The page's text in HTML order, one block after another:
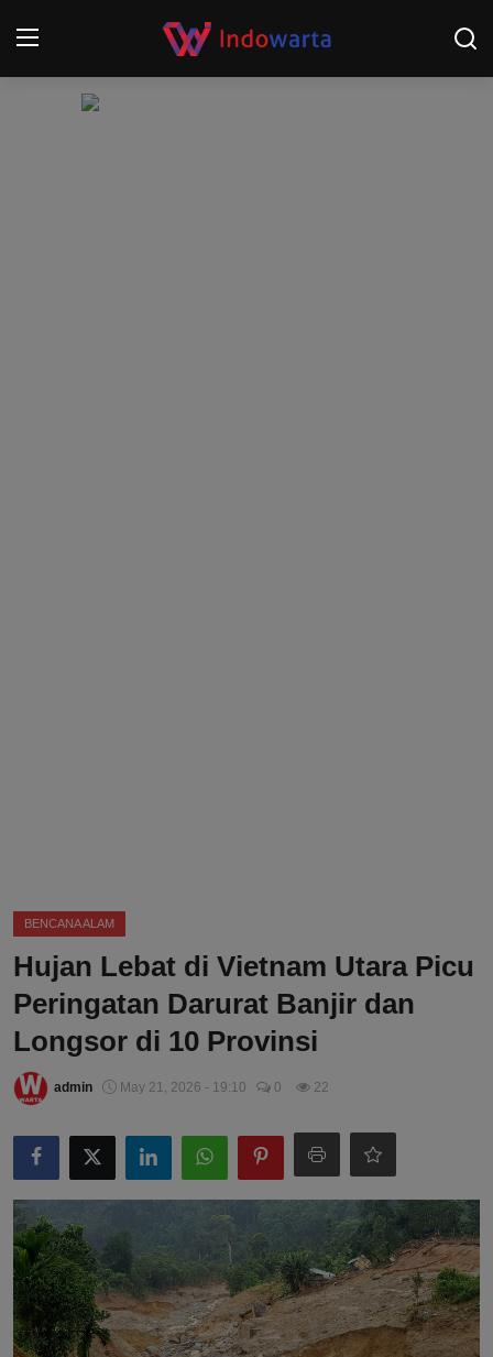
BENCANA ALAM
Hujan Lebat di Vietnam Utara Picu
Peringatan Darurat Banjir dan
Longsor di 10 Provinsi
admin May 21, 2026 - 19:10 0 22